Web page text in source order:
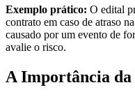
Exemplo prático: O edital
contrato em caso de atraso
causado por um evento de
avalie o risco.
A Importância da